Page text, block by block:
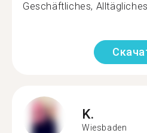
Geschäftliches,
K.
Wiesbaden